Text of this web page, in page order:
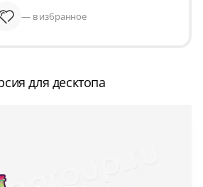
— в избранное
для десктопа